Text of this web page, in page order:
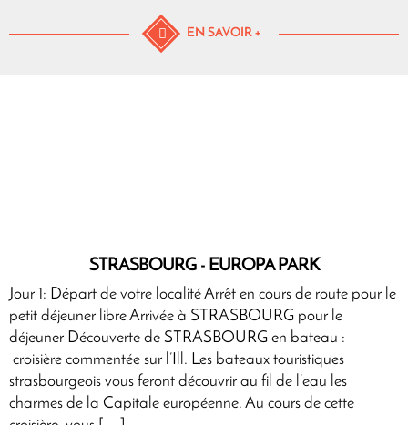
EN SAVOIR +
STRASBOURG - EUROPA PARK
Jour 1: Départ de votre localité Arrêt en cours de route pour le
petit déjeuner libre Arrivée à STRASBOURG pour le
déjeuner Découverte de STRASBOURG en bateau :
croisière commentée sur l’Ill. Les bateaux touristiques
strasbourgeois vous feront découvrir au fil de l’eau les
charmes de la Capitale européenne. Au cours de cette